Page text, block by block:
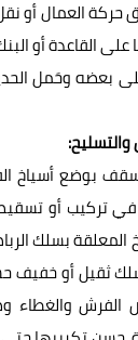
حركة العمال أو
القاعدة أو
وحَمل
والتسليح:
بوضع أسياخ
تركيب أو
المعلقة بسلك
ثقيل أو خفيف
والغطاء